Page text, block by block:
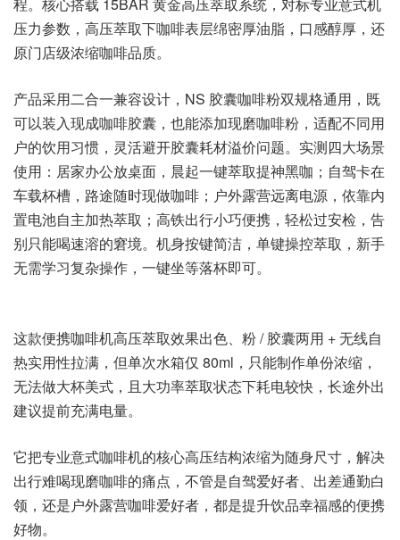
压力参数，高压萃取下咖啡表层绵密厚油脂，口感醇厚，还
原门店级浓缩咖啡品质。
产品采用二合一兼容设计，NS 胶囊咖啡粉双规格通用，既
可以装入现成咖啡胶囊，也能添加现磨咖啡粉，适配不同用
户的饮用习惯，灵活避开胶囊耗材溢价问题。实测四大场景
使用：居家办公放桌面，晨起一键萃取提神黑咖；自驾卡在
车载杯槽，路途随时现做咖啡；户外露营远离电源，依靠内
置电池自主加热萃取；高铁出行小巧便携，轻松过安检，告
别只能喝速溶的窘境。机身按键简洁，单键操控萃取，新手
无需学习复杂操作，一键坐等落杯即可。
这款便携咖啡机高压萃取效果出色、粉 / 胶囊两用 + 无线自
热实用性拉满，但单次水箱仅 80ml，只能制作单份浓缩，
无法做大杯美式，且大功率萃取状态下耗电较快，长途外出
建议提前充满电量。
它把专业意式咖啡机的核心高压结构浓缩为随身尺寸，解决
出行难喝现磨咖啡的痛点，不管是自驾爱好者、出差通勤白
领，还是户外露营咖啡爱好者，都是提升饮品幸福感的便携
好物。